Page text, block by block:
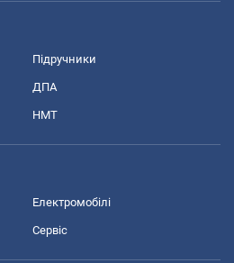
Підручники
ДПА
НМТ
Електромобілі
Сервіс